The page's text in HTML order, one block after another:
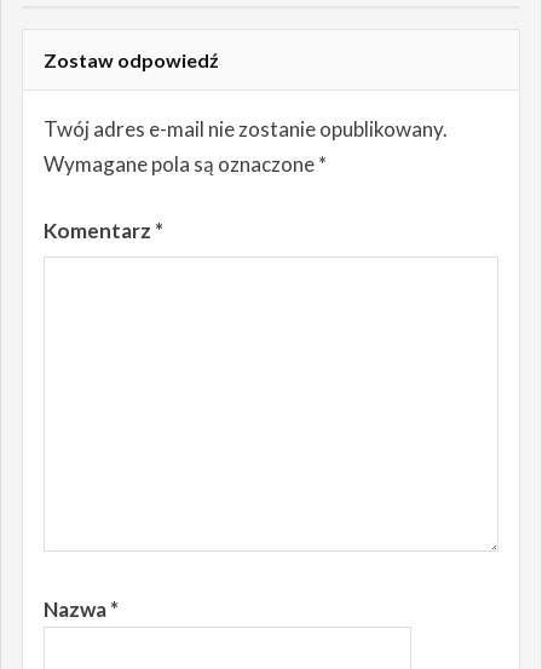
Zostaw odpowiedź
Twój adres e-mail nie zostanie opublikowany.
Wymagane pola są oznaczone*
Komentarz *
Nazwa*